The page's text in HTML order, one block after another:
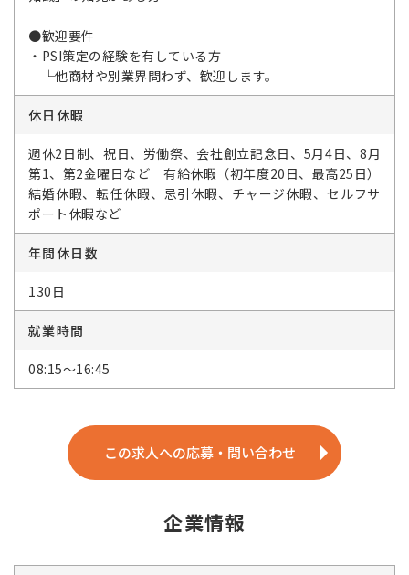
●歓迎要件
・PSI策定の経験を有している方
└他商材や別業界問わず、歓迎します。
休日休暇
週休2日制、祝日、労働祭、会社創立記念日、5月4日、8月
第1、第2金曜日など 有給休暇（初年度20日、最高25日）
結婚休暇、転任休暇、忌引休暇、チャージ休暇、セルフサ
ポート休暇など
年間休日数
130日
就業時間
08:15～16:45
この求人への応募・問い合わせ
企業情報